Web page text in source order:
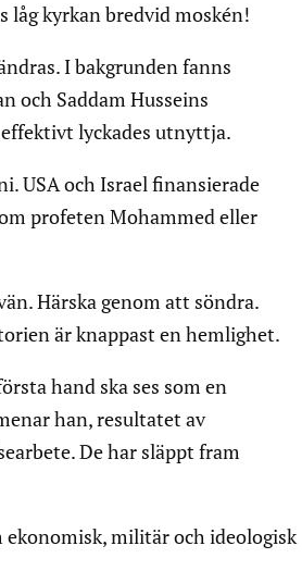
låg kyrkan bredvid moskén!
I bakgrunden fanns
och Saddam Husseins
lyckades utnyttja.
USA och Israel finansierade
profeten Mohammed eller
Härska genom att söndra.
är knappast en hemlighet.
hand ska ses som en
han, resultatet av
De har släppt fram
militär och ideologisk